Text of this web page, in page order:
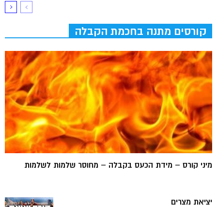
קורסים מתנה בחכמת הקבלה
מיני קורס – מידת הכעס בקבלה – מחוסר שלמות לשלמות
יציאת מצרים